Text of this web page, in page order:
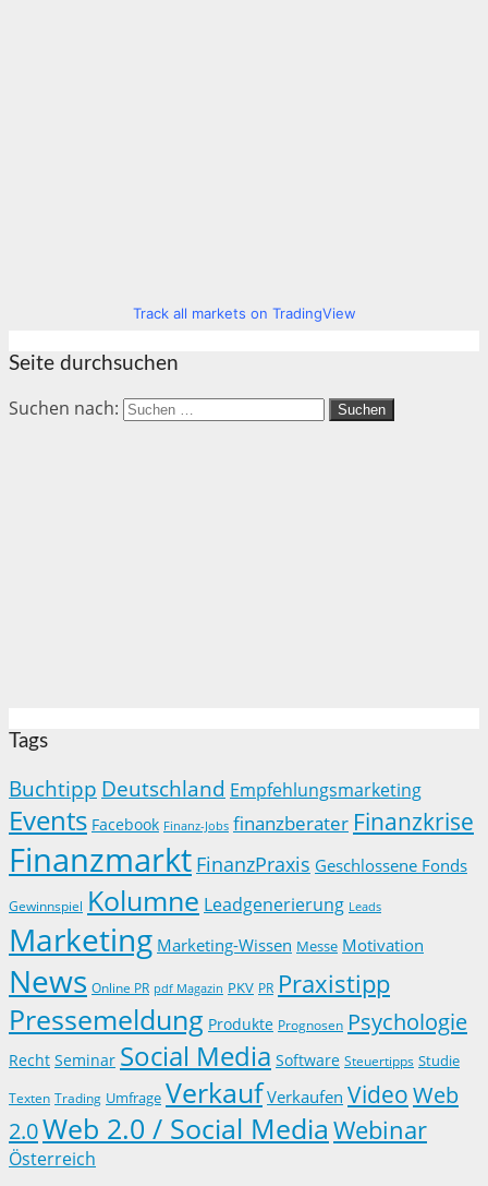
Track all markets on TradingView
Seite durchsuchen
Suchen nach:
Tags
Buchtipp Deutschland Empfehlungsmarketing
Events Facebook Finanz-Jobs finanzberater Finanzkrise
Finanzmarkt FinanzPraxis Geschlossene Fonds
Gewinnspiel Kolumne Leadgenerierung Leads
Marketing Marketing-Wissen Messe Motivation
News Online PR pdf Magazin PKV PR Praxistipp
Pressemeldung Produkte Prognosen Psychologie
Recht Seminar Social Media Software Steuertipps Studie
Texten Trading Umfrage Verkauf Verkaufen VideoWeb
2.0Web 2.0 / Social Media Webinar
Österreich